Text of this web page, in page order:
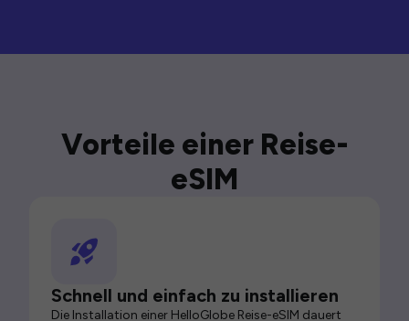
Vorteile einer Reise-
eSIM
Schnell und einfach zu installieren
Die Installation einer HelloGlobe Reise-eSIM dauert